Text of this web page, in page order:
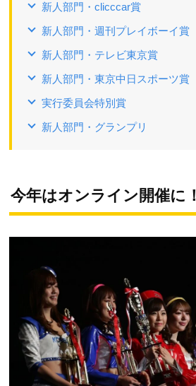
新人部門・clicccar賞
新人部門・週刊プレイボーイ賞
新人部門・テレビ東京賞
新人部門・東京中日スポーツ賞
実行委員会特別賞
新人部門・グランプリ
今年はオンライン開催に！